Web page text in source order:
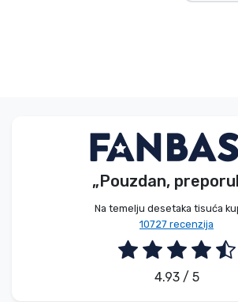
„Pouzdan,
Na temelju desetaka tisuća
10727 recenzija
4.93 / 5